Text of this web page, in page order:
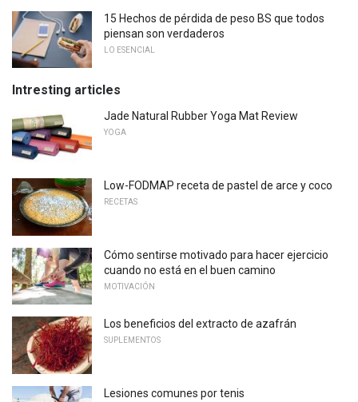
15 Hechos de pérdida de peso BS que todos
piensan son verdaderos
LO ESENCIAL
Intresting articles
Jade Natural Rubber Yoga Mat Review
YOGA
Low-FODMAP receta de pastel de arce y coco
RECETAS
Cómo sentirse motivado para hacer ejercicio
cuando no está en el buen camino
MOTIVACIÓN
Los beneficios del extracto de azafrán
SUPLEMENTOS
Lesiones comunes por tenis